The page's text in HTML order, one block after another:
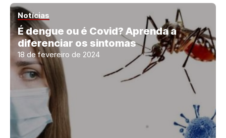
Notícias
É dengue ou é Covid? Aprenda a
diferenciar os sintomas
18 de fevereiro de 2024